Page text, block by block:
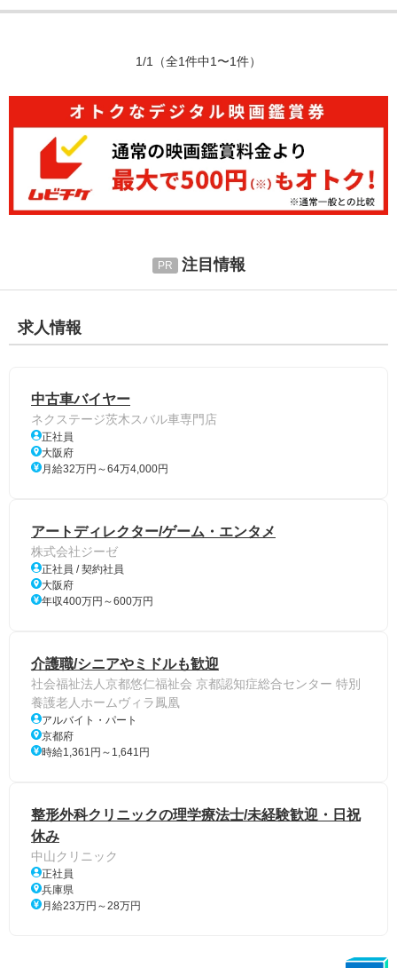
1/1 （全1件中1〜1件）
注目情報
求人情報
中古車バイヤー
ネクステージ茨木スバル車専門店
正社員
大阪府
月給32万円～64万4,000円
アートディレクター/ゲーム・エンタメ
株式会社ジーゼ
正社員 / 契約社員
大阪府
年収400万円～600万円
介護職/シニアやミドルも歓迎
社会福祉法人京都悠仁福祉会 京都認知症総合センター 特別
養護老人ホームヴィラ鳳凰
アルバイト・パート
京都府
時給1,361円～1,641円
整形外科クリニックの理学療法士/未経験歓迎・日祝
休み
中山クリニック
正社員
兵庫県
月給23万円～28万円